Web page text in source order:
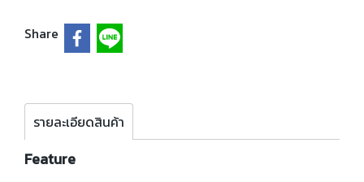
Share
รายละเอียดสินค้า
Feature